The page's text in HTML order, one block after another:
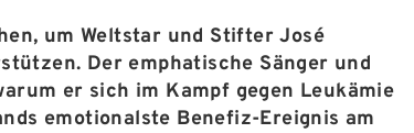
um Weltstar und Stifter José
Der emphatische Sänger und
er sich im Kampf gegen Leukämie
emotionalste Benefiz-Ereignis am